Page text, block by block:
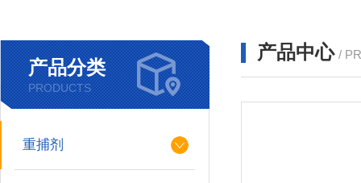
产品分类
PRODUCTS
重捕剂
产品中心 /